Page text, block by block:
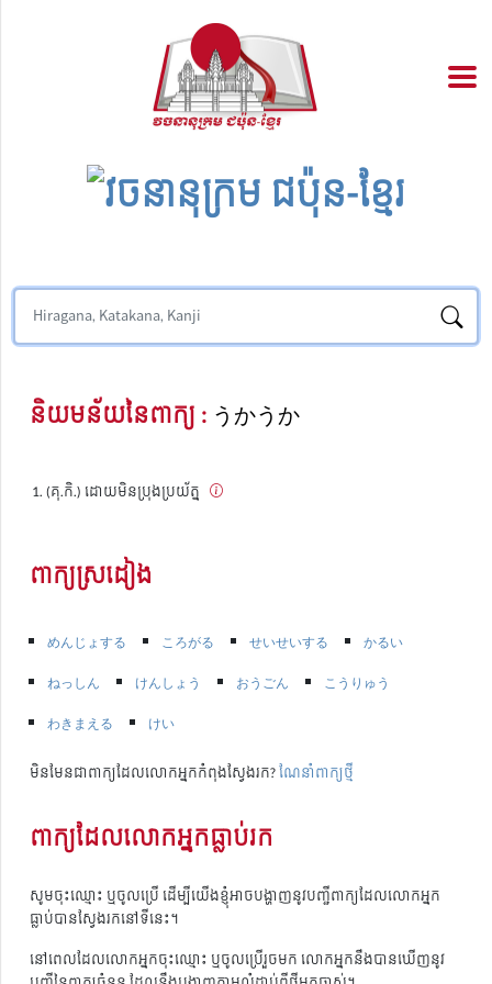
និយមន័យនៃពាក្យ : うかうか
(គុ.កិ.) ដោយមិនប្រុងប្រយ័ត្ន
ពាក្យស្រដៀង
めんじょする ころがる せいせいする
かるい
ねっしん
けんしょう おうごん
こうりゅう
わきまえる
けい
មិនមែនជាពាក្យដែលលោកអ្នកកំពុងស្វែងរក?ណែនាំពាក្យថ្មី
ពាក្យដែលលោកអ្នកធ្លាប់រក
សូមចុះឈ្មោះ ឬចូលប្រើ ដើម្បីយើងខ្ញុំអាចបង្ហាញនូវបញ្ជីពាក្យដែលលោកអ្នក
ធ្លាប់បានស្វែងរកនៅទីនេះ។
នៅពេលដែលលោកអ្នកចុះឈ្មោះ ឬចូលប្រើរួចមក លោកអ្នកនឹងបានឃើញនូវ